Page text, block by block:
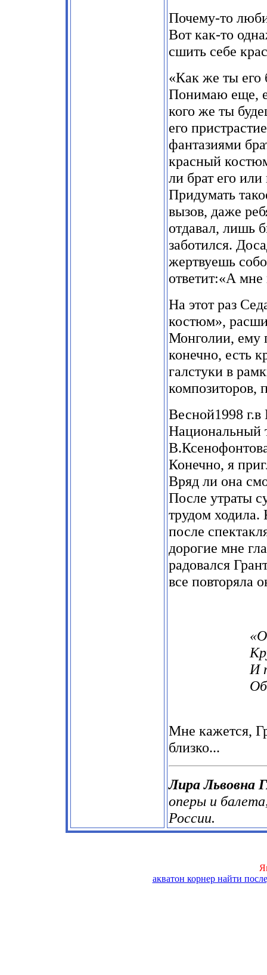
Почему-то
Вот как-то
сшить себе
«Как же ты
Понимаю еще,
кого же ты
его
фантазиями
красный
ли брат его
Придумать
вызов, даже
отдавал, лишь
заботился.
жертвуешь
ответит:«А
На этот раз
костюм»,
Монголии, ему
конечно, есть
галстуки в
композиторов,
Весной1998 г.в
Национальный
Конечно, я
Вряд ли она
После утраты
трудом ходила.
после
дорогие мне
радовался
все повторяла
И
Мне кажется,
близко...
Лира
оперы и
России.
акватон корнер найти